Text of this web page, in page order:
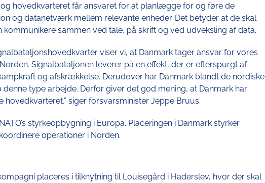
hovedkvarteret får ansvaret for at planlægge for og føre de
og datanetværk mellem relevante enheder. Det betyder at de skal
sammen ved tale, på skrift og ved udveksling af data.
viser vi, at Danmark tager ansvar for vores
Signalbataljonen leverer på en effekt, der er efterspurgt af
og afskrækkelse. Derudover har Danmark blandt de nordiske
type arbejde. Derfor giver det god mening, at Danmark har
siger forsvarsminister Jeppe Bruus.
styrkeopbygning i Europa. Placeringen i Danmark styrker
operationer i Norden.
placeres i tilknytning til Louisegård i Haderslev, hvor der skal